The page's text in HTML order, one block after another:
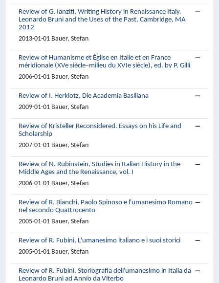
Review of G. Ianziti, Writing History in Renaissance Italy.
Leonardo Bruni and the Uses of the Past, Cambridge, MA
2012
2013-01-01 Bauer, Stefan
Review of Humanisme et Église en Italie et en France
méridionale (XVe siècle–milieu du XVIe siècle), ed. by P. Gilli
2006-01-01 Bauer, Stefan
Review of I. Herklotz, Die Academia Basiliana
2009-01-01 Bauer, Stefan
Review of Kristeller Reconsidered. Essays on his Life and
Scholarship
2007-01-01 Bauer, Stefan
Review of N. Rubinstein, Studies in Italian History in the
Middle Ages and the Renaissance, vol. I
2006-01-01 Bauer, Stefan
Review of R. Bianchi, Paolo Spinoso e l'umanesimo Romano
nel secondo Quattrocento
2005-01-01 Bauer, Stefan
Review of R. Fubini, L'umanesimo italiano e i suoi storici
2005-01-01 Bauer, Stefan
Review of R. Fubini, Storiografia dell'umanesimo in Italia da
Leonardo Bruni ad Annio da Viterbo